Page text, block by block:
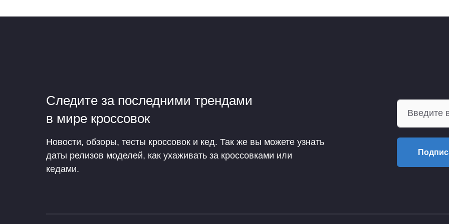
Следите за последними трендами
в мире кроссовок
Новости, обзоры, тесты кроссовок и кед. Так же вы можете узнать
даты релизов моделей, как ухаживать за кроссовками или
кедами.